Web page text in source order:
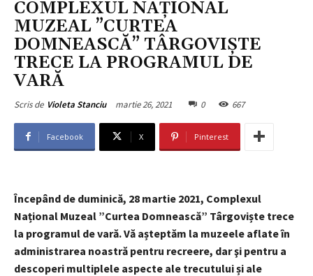
COMPLEXUL NAŢIONAL
MUZEAL ”CURTEA
DOMNEASCĂ” TÂRGOVIŞTE
TRECE LA PROGRAMUL DE
VARĂ
Scris de Violeta Stanciu martie 26, 2021 0 667
Facebook X Pinterest
Începând de duminică, 28 martie 2021, Complexul
Național Muzeal ”Curtea Domnească” Târgoviște trece
la programul de vară.Vă așteptăm la muzeele aflate în
administrarea noastră pentru recreere, dar şi pentru a
descoperi multiplele aspecte ale trecutului și ale